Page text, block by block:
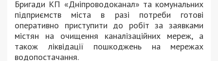
Бригади КП «Дніпроводоканал» та комунальних
підприємств міста в разі потреби готові
оперативно приступити до робіт за заявками
містян на очищення каналізаційних мереж, а
також ліквідації пошкоджень на мережах
водопостачання.